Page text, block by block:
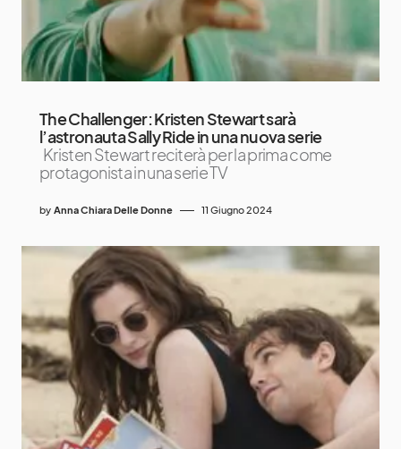
The Challenger: Kristen Stewart sarà
l’astronauta Sally Ride in una nuova serie
Kristen Stewart reciterà per la prima come
protagonista in una serie TV
by Anna Chiara Delle Donne 11 Giugno 2024